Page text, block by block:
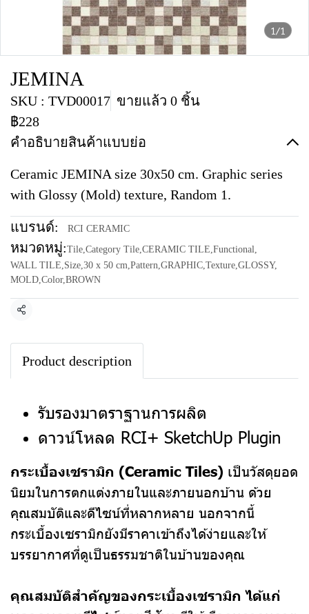
1/1
JEMINA
SKU : TVD00017 ขายแล้ว 0 ชิ้น
฿228
คำอธิบายสินค้าแบบย่อ
Ceramic JEMINA size 30x50 cm. Graphic series
with Glossy (Mold) texture, Random 1.
แบรนด์: RCI CERAMIC
หมวดหมู่:Tile,Category Tile,CERAMIC TILE,Functional,
WALL TILE,Size,30 x 50 cm,Pattern,GRAPHIC,Texture,GLOSSY,
MOLD,Color,BROWN
แชร์
Product description
รับรองมาตราฐานการผลิต
ดาวน์โหลด RCI+ SketchUp Plugin
กระเบื้องเซรามิก (Ceramic Tiles) เป็นวัสดุยอด
นิยมในการตกแต่งภายในและภายนอกบ้าน ด้วย
คุณสมบัติและดีไซน์ที่หลากหลาย นอกจากนี้
กระเบื้องเซรามิกยังมีราคาเข้าถึงได้ง่ายและให้
บรรยากาศที่ดูเป็นธรรมชาติในบ้านของคุณ
คุณสมบัติสำคัญของกระเบื้องเซรามิก ได้แก่